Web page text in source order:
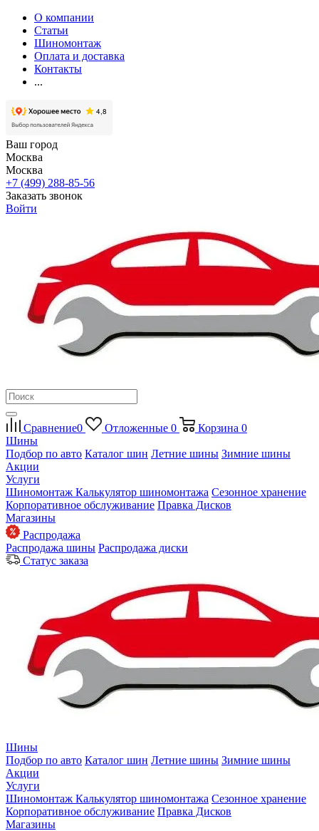
О компании
Статьи
Шиномонтаж
Оплата и доставка
Контакты
...
Ваш город
Москва
Москва
+7 (499) 288-85-56
Заказать звонок
Войти
Сравнение0 Отложенные 0 Корзина 0
Шины
Подбор по авто Каталог шин Летние шины Зимние шины
Акции
Услуги
Шиномонтаж Калькулятор шиномонтажа Сезонное хранение
Корпоративное обслуживание Правка Дисков
Магазины
Распродажа
Распродажа шины Распродажа диски
Статус заказа
Шины
Подбор по авто Каталог шин Летние шины Зимние шины
Акции
Услуги
Шиномонтаж Калькулятор шиномонтажа Сезонное хранение
Корпоративное обслуживание Правка Дисков
Магазины